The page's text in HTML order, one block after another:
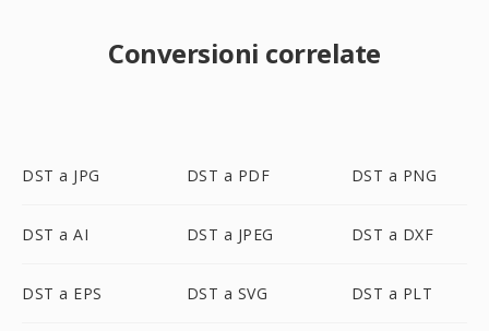
Conversioni correlate
DST a JPG DST a PDF DST a PNG
DST a AI DST a JPEG DST a DXF
DST a EPS DST a SVG DST a PLT